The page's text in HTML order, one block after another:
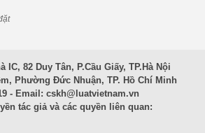
IC, 82 Duy Tân, P.Cầu Giấy, TP.Hà Nội
Phường Đức Nhuận, TP. Hồ Chí Minh
- Email: cskh@luatvietnam.vn
tác giả và các quyền liên quan: